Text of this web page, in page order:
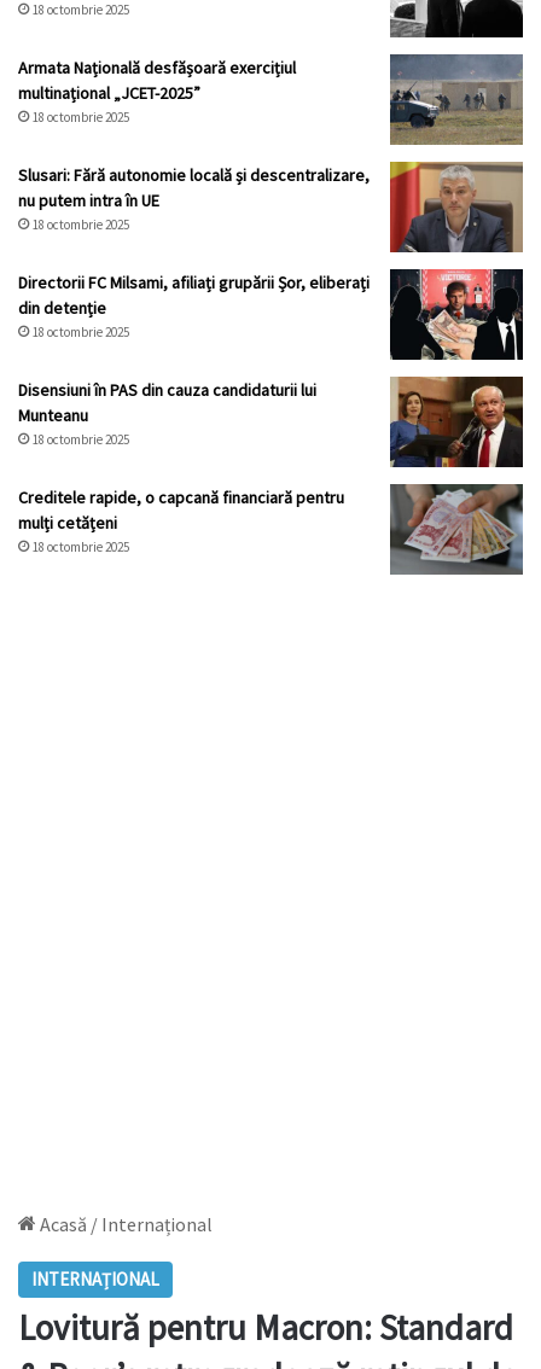
18 octombrie 2025
Armata Națională desfășoară exercițiul
multinațional „JCET-2025”
18 octombrie 2025
Slusari: Fără autonomie locală și descentralizare,
nu putem intra în UE
18 octombrie 2025
Directorii FC Milsami, afiliați grupării Șor, eliberați
din detenție
18 octombrie 2025
Disensiuni în PAS din cauza candidaturii lui
Munteanu
18 octombrie 2025
Creditele rapide, o capcană financiară pentru
mulți cetățeni
18 octombrie 2025